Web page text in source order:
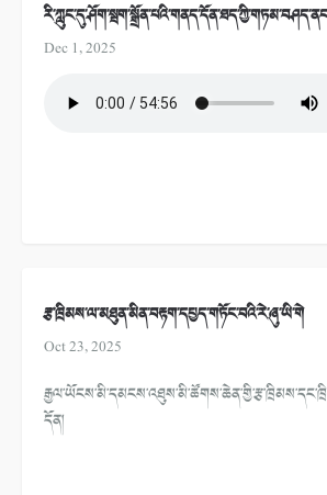
Dec 1, 2025
རྩ་ཁྲིམས་ལ་མཐུན་མིན་བརྟག་དཔྱད་གཏོང་བའི་རེ་ཞུ་ཡི་གེ
Oct 23, 2025
དོན།